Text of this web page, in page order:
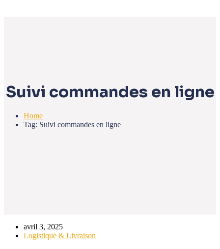
Suivi commandes en ligne
Home
Tag: Suivi commandes en ligne
avril 3, 2025
Logistique & Livraison